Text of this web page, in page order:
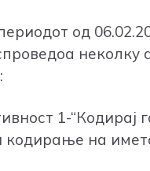
од
1-“Кодирај
кодирање на